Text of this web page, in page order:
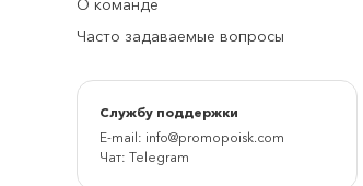
О команде
Часто задаваемые вопросы
Cлужбу поддержки
E-mail: info@promopoisk.com
Чат: Telegram